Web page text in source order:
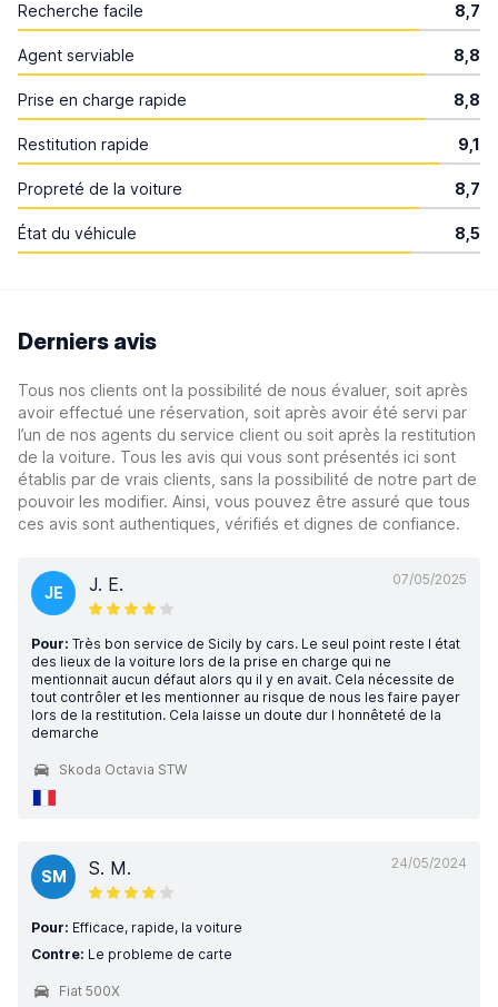
Recherche facile 8,7
Agent serviable 8,8
Prise en charge rapide 8,8
Restitution rapide 9,1
Propreté de la voiture 8,7
État du véhicule 8,5
Derniers avis
Tous nos clients ont la possibilité de nous évaluer, soit après
avoir effectué une réservation, soit après avoir été servi par
l’un de nos agents du service client ou soit après la restitution
de la voiture. Tous les avis qui vous sont présentés ici sont
établis par de vrais clients, sans la possibilité de notre part de
pouvoir les modifier. Ainsi, vous pouvez être assuré que tous
ces avis sont authentiques, vérifiés et dignes de confiance.
07/05/2025
JE J. E.
Pour: Très bon service de Sicily by cars. Le seul point reste l état
des lieux de la voiture lors de la prise en charge qui ne
mentionnait aucun défaut alors qu il y en avait. Cela nécessite de
tout contrôler et les mentionner au risque de nous les faire payer
lors de la restitution. Cela laisse un doute dur l honnêteté de la
demarche
Skoda Octavia STW
24/05/2024
SM S. M.
Pour: Efficace, rapide, la voiture
Contre: Le probleme de carte
Fiat 500X